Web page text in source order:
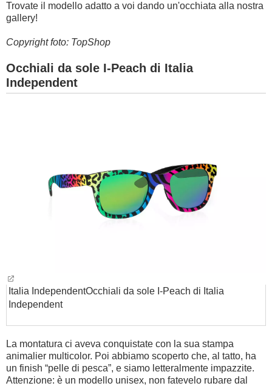
Trovate il modello adatto a voi dando un'occhiata alla nostra
gallery!
Copyright foto: TopShop
Occhiali da sole I-Peach di Italia
Independent
Italia IndependentOcchiali da sole I-Peach di Italia
Independent
La montatura ci aveva conquistate con la sua stampa
animalier multicolor. Poi abbiamo scoperto che, al tatto, ha
un finish “pelle di pesca”, e siamo letteralmente impazzite.
Attenzione: è un modello unisex, non fatevelo rubare dal